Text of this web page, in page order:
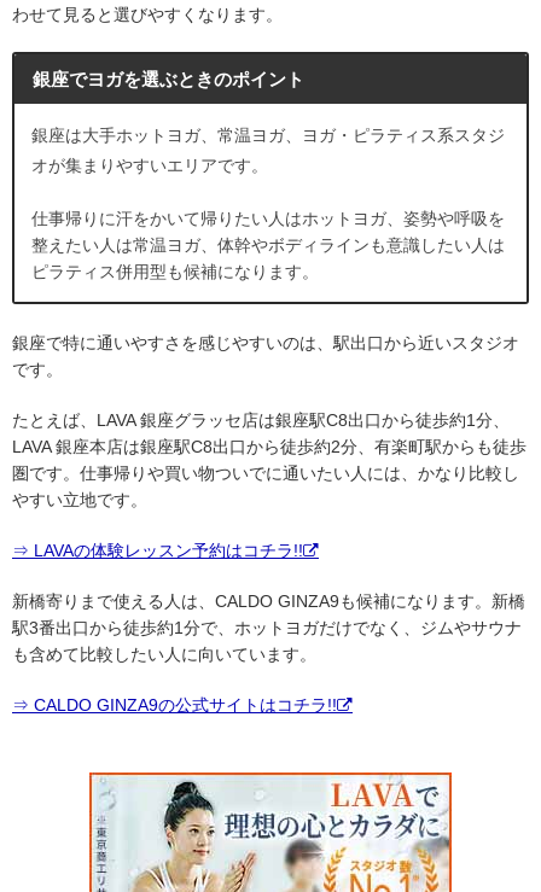
わせて見ると選びやすくなります。
銀座でヨガを選ぶときのポイント
銀座は大手ホットヨガ、常温ヨガ、ヨガ・ピラティス系スタジ
オが集まりやすいエリアです。
仕事帰りに汗をかいて帰りたい人はホットヨガ、姿勢や呼吸を
整えたい人は常温ヨガ、体幹やボディラインも意識したい人は
ピラティス併用型も候補になります。
銀座で特に通いやすさを感じやすいのは、駅出口から近いスタジオ
です。
たとえば、LAVA 銀座グラッセ店は銀座駅C8出口から徒歩約1分、
LAVA 銀座本店は銀座駅C8出口から徒歩約2分、有楽町駅からも徒歩
圏です。仕事帰りや買い物ついでに通いたい人には、かなり比較し
やすい立地です。
⇒ LAVAの体験レッスン予約はコチラ!!
新橋寄りまで使える人は、CALDO GINZA9も候補になります。新橋
駅3番出口から徒歩約1分で、ホットヨガだけでなく、ジムやサウナ
も含めて比較したい人に向いています。
⇒ CALDO GINZA9の公式サイトはコチラ!!